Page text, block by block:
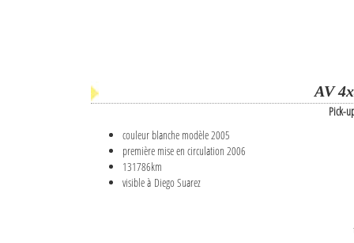
AV
Pick-
couleur blanche modèle 2005
première mise en circulation 2006
131786km
visible à Diego Suarez